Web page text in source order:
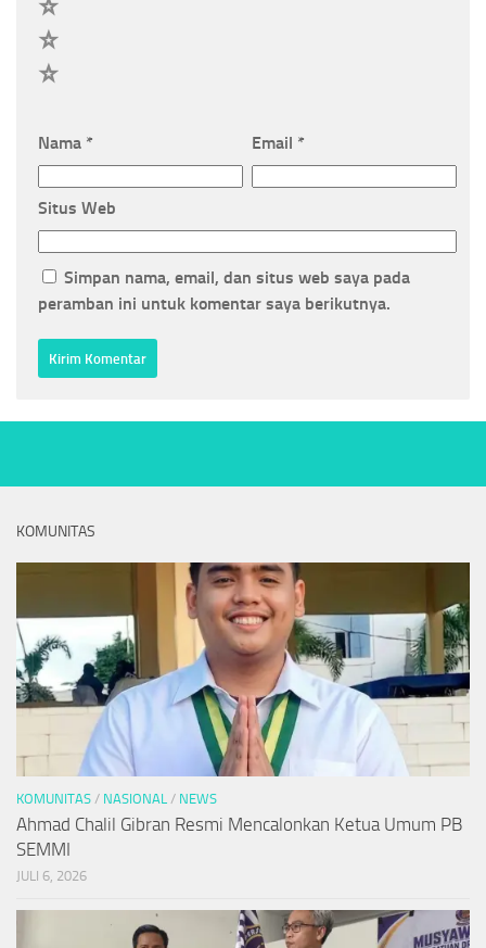
Nama * Email *
Situs Web
Simpan nama, email, dan situs web saya pada
peramban ini untuk komentar saya berikutnya.
KOMUNITAS
KOMUNITAS / NASIONAL / NEWS
Ahmad Chalil Gibran Resmi Mencalonkan Ketua Umum PB
SEMMI
JULI 6, 2026